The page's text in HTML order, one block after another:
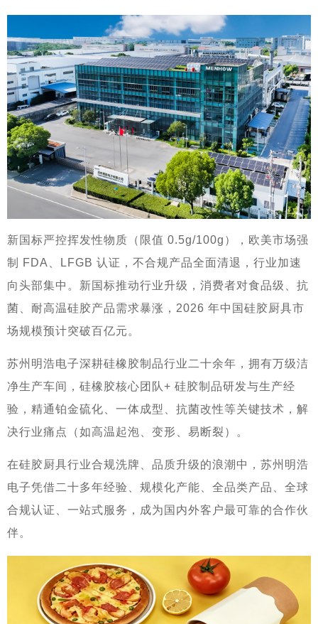
新国标严控挥发性物质（限值 0.5g/100g），欧美市场强
制 FDA、LFGB 认证，不合规产品全面清退，行业加速
向头部集中。新国标推动行业升级，消费者对食品级、抗
菌、耐高温硅胶产品需求暴涨，2026 年中国硅胶厨具市
场规模预计突破百亿元。
苏州明浩电子深耕硅橡胶制品行业二十余年，拥有万级洁
净生产车间，硅橡胶核心团队+ 硅胶制品研发与生产经
验，精通铂金硫化、一体成型、抗菌改性等关键技术，解
决行业痛点（如高温起泡、变形、易断裂）。
在硅胶厨具行业合规洗牌、品质升级的浪潮中，苏州明浩
电子凭借二十多年经验、规模化产能、全品类产品、全球
合规认证、一站式服务，成为国内外客户最可靠的合作伙
伴。